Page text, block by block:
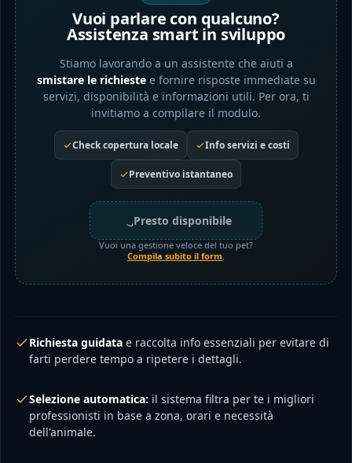
Vuoi parlare con qualcuno?
Assistenza smart in sviluppo
Stiamo lavorando a un assistente che aiuti a
smistare le richiestee fornire risposte immediate su
servizi, disponibilità e informazioni utili. Per ora, ti
invitiamo a compilare il modulo.
Check copertura locale Info servizi e costi
Preventivo istantaneo
Presto disponibile
Vuoi una gestione veloce del tuo pet?
Compila subito il form.
Richiesta guidata e raccolta info essenziali per evitare di
farti perdere tempo a ripetere i dettagli.
Selezione automatica: il sistema filtra per te i migliori
professionisti in base a zona, orari e necessità
dell'animale.